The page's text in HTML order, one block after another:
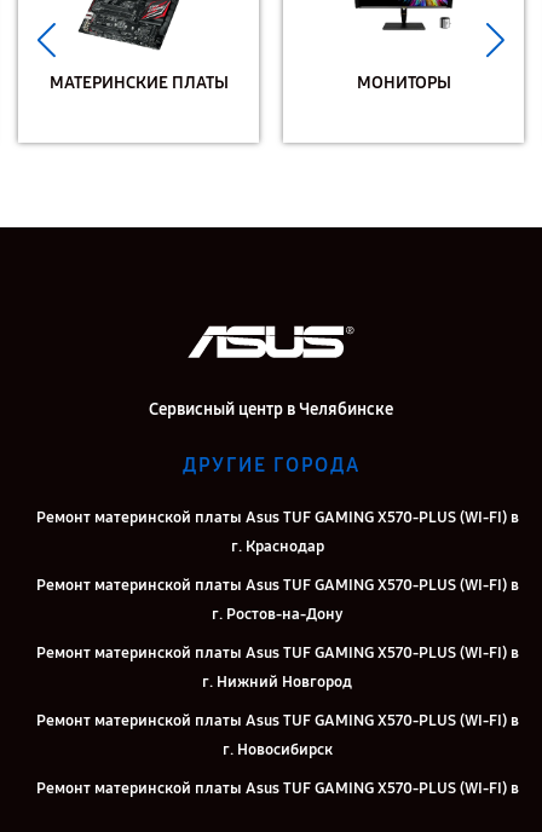
МАТЕРИНСКИЕ ПЛАТЫ МОНИТОРЫ
Сервисный центр в Челябинске
ДРУГИЕ ГОРОДА
Ремонт материнской платы Asus TUF GAMING X570-PLUS (WI-FI) в
г. Краснодар
Ремонт материнской платы Asus TUF GAMING X570-PLUS (WI-FI) в
г. Ростов-на-Дону
Ремонт материнской платы Asus TUF GAMING X570-PLUS (WI-FI) в
г. Нижний Новгород
Ремонт материнской платы Asus TUF GAMING X570-PLUS (WI-FI) в
г. Новосибирск
Ремонт материнской платы Asus TUF GAMING X570-PLUS (WI-FI) в